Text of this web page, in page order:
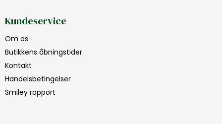
Kundeservice
Om os
Butikkens åbningstider
Kontakt
Handelsbetingelser
Smiley rapport